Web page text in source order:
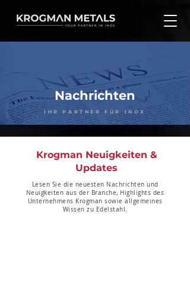
IHR PARTNER FÜR INOX
Nachrichten
Krogman Neuigkeiten &
Updates
Lesen Sie die neuesten Nachrichten und
Neuigkeiten aus der Branche, Highlights des
Unternehmens Krogman sowie allgemeines
Wissen zu Edelstahl.